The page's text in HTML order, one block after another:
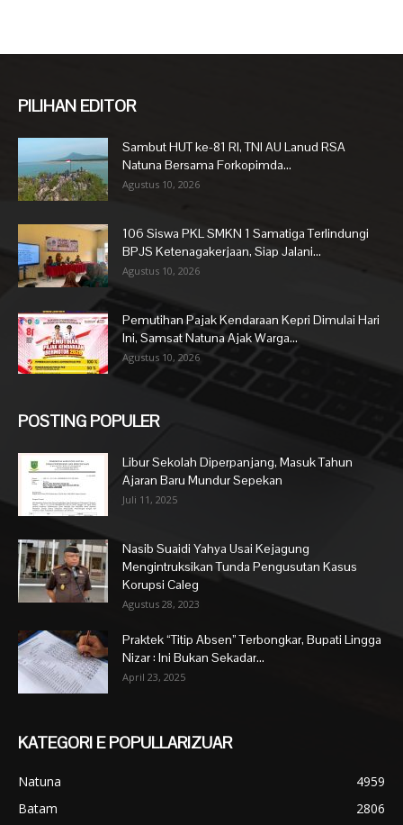
PILIHAN EDITOR
Sambut HUT ke-81 RI, TNI AU Lanud RSA
Natuna Bersama Forkopimda...
Agustus 10, 2026
106 Siswa PKL SMKN 1 Samatiga Terlindungi
BPJS Ketenagakerjaan, Siap Jalani...
Agustus 10, 2026
Pemutihan Pajak Kendaraan Kepri Dimulai Hari
Ini, Samsat Natuna Ajak Warga...
Agustus 10, 2026
POSTING POPULER
Libur Sekolah Diperpanjang, Masuk Tahun
Ajaran Baru Mundur Sepekan
Juli 11, 2025
Nasib Suaidi Yahya Usai Kejagung
Mengintruksikan Tunda Pengusutan Kasus
Korupsi Caleg
Agustus 28, 2023
Praktek “Titip Absen” Terbongkar, Bupati Lingga
Nizar : Ini Bukan Sekadar...
April 23, 2025
KATEGORI E POPULLARIZUAR
Natuna
4959
Batam
2806